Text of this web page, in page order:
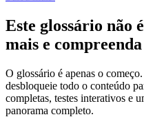
Este glossário não
mais e
O glossário é apenas o
desbloqueie todo o conteúdo
completas, testes interativos e
panorama completo.